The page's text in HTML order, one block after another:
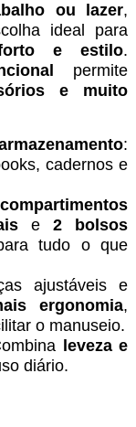
ou lazer,
ideal para
e estilo.
permite
e muito
:
cadernos e
e2 bolsos
tudo o que
ajustáveis e
ergonomia,
o manuseio.
leveza e
diário.